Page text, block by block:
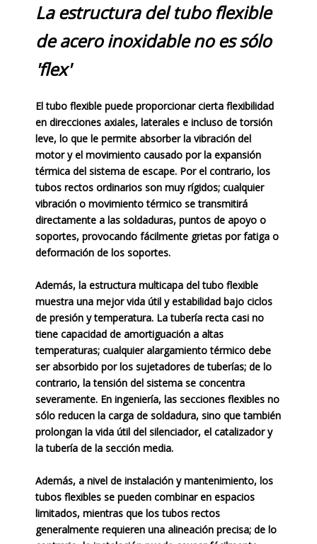
La estructura del tubo flexible
de acero inoxidable no es sólo
'flex'
El tubo flexible puede proporcionar cierta flexibilidad
en direcciones axiales, laterales e incluso de torsión
leve, lo que le permite absorber la vibración del
motor y el movimiento causado por la expansión
térmica del sistema de escape. Por el contrario, los
tubos rectos ordinarios son muy rígidos; cualquier
vibración o movimiento térmico se transmitirá
directamente a las soldaduras, puntos de apoyo o
soportes, provocando fácilmente grietas por fatiga o
deformación de los soportes.
Además, la estructura multicapa del tubo flexible
muestra una mejor vida útil y estabilidad bajo ciclos
de presión y temperatura. La tubería recta casi no
tiene capacidad de amortiguación a altas
temperaturas; cualquier alargamiento térmico debe
ser absorbido por los sujetadores de tuberías; de lo
contrario, la tensión del sistema se concentra
severamente. En ingeniería, las secciones flexibles no
sólo reducen la carga de soldadura, sino que también
prolongan la vida útil del silenciador, el catalizador y
la tubería de la sección media.
Además, a nivel de instalación y mantenimiento, los
tubos flexibles se pueden combinar en espacios
limitados, mientras que los tubos rectos
generalmente requieren una alineación precisa; de lo